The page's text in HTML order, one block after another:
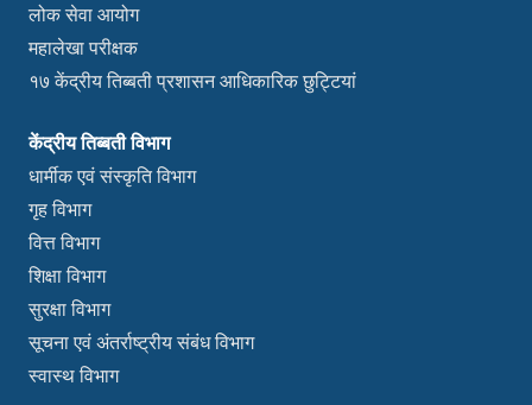
लोक सेवा आयोग
महालेखा परीक्षक
१७ केंद्रीय तिब्बती प्रशासन आधिकारिक छुट्टियां
केंद्रीय तिब्बती विभाग
धार्मीक एवं संस्कृति विभाग
गृह विभाग
वित्त विभाग
शिक्षा विभाग
सुरक्षा विभाग
सूचना एवं अंतर्राष्ट्रीय संबंध विभाग
स्वास्थ विभाग